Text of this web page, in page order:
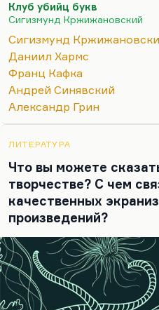
Для меня
умозрителен, при всем
люблю Кржижановского
Донатович Синявский
своих
Синявского здесь
лучший представитель
Клуб убийц букв
Сигизмунд Кржижановский
Сигизмунд
Даниил Хармс
Франц Кафка
Андрей Синявский
Александр Грин
ЛИТЕРАТУРА
Что вы можете
творчестве? С чем
качественных
произведений?